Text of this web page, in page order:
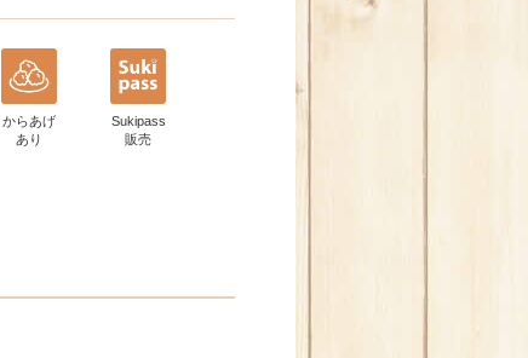
からあげ
あり
Sukipass
販売